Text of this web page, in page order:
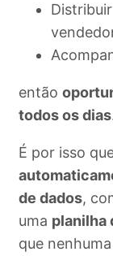
então
todos os dias
É por isso
de dados,
uma planilha
que